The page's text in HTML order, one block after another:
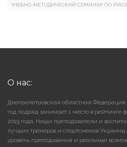
УЧЕБНО-МЕТОДИЧЕСКИЙ СЕМИНАР ПО
О нас:
Днепропетровская областная
год подряд занимает 1 место в
2019 года. Наши преподаватели и
лучших тренеров и спортсменов
уровень преподавания и реальные